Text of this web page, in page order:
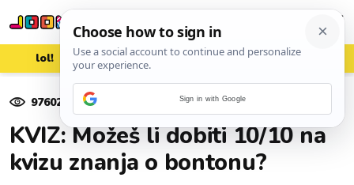
lol! aww vrh! woot?!
97602 pregleda
KVIZ: Možeš li dobiti 10/10 na
kvizu znanja o bontonu?
Sign in with Google